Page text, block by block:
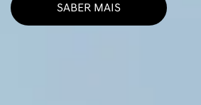
SABER MAIS